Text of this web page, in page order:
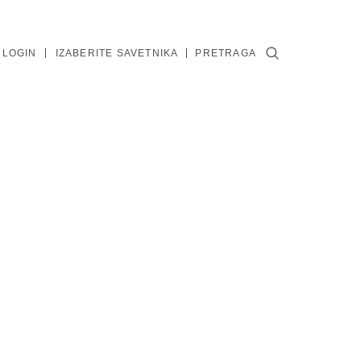
IZABERITE SAVETNIKA PRETRAGA